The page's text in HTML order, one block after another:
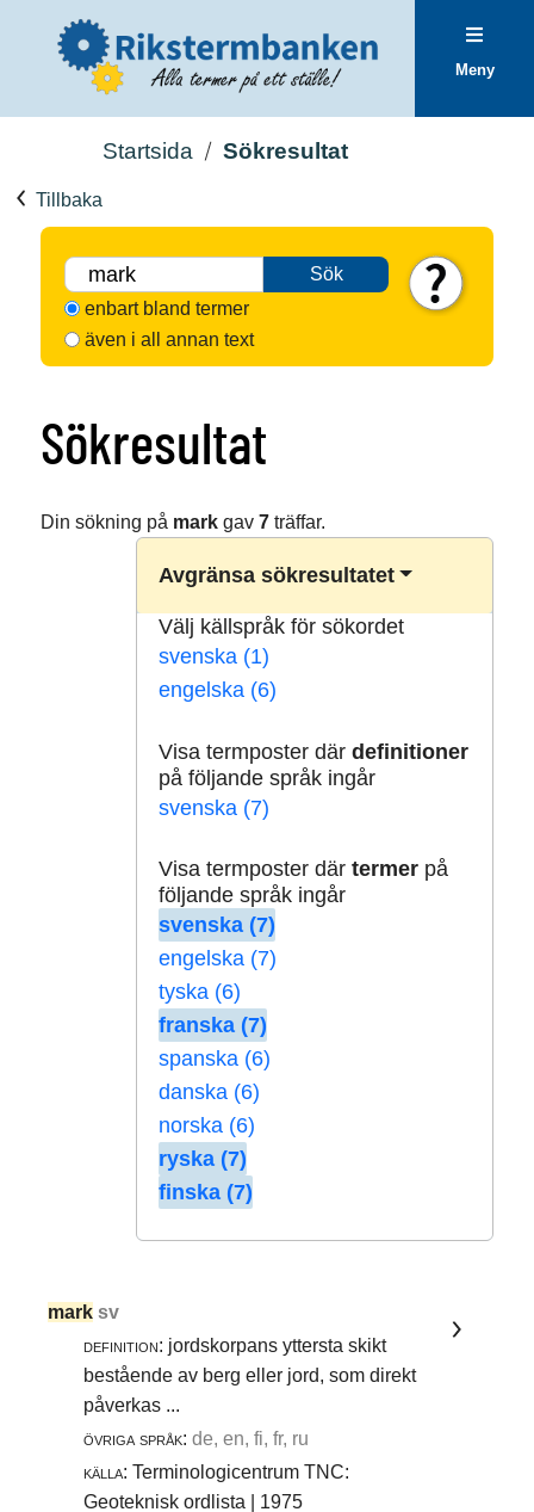
Meny
Startsida Sökresultat
Tillbaka
Sök
enbart bland termer
även i all annan text
Sökresultat
Din sökning på markgav 7träffar.
Avgränsa sökresultatet
Välj källspråk för sökordet
svenska (1)
engelska (6)
Visa termposter där definitioner
på följande språk ingår
svenska (7)
Visa termposter där termerpå
följande språk ingår
svenska (7)
engelska (7)
tyska (6)
franska (7)
spanska (6)
danska (6)
norska (6)
ryska (7)
finska (7)
mark sv
definition: jordskorpans yttersta skikt
bestående av berg eller jord, som direkt
påverkas ...
övriga språk: de, en, fi, fr, ru
källa: Terminologicentrum TNC:
Geoteknisk ordlista | 1975